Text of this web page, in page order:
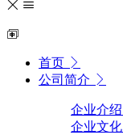
首页
公司简介
企业介绍
企业文化